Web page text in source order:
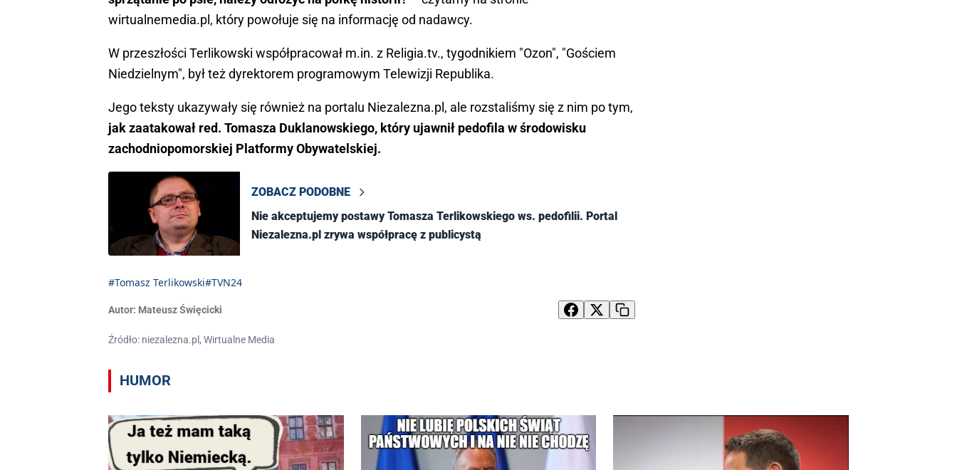
wirtualnemedia.pl, który powołuje się na informację od nadawcy.
W przeszłości Terlikowski współpracował m.in. z Religia.tv., tygodnikiem "Ozon", "Gościem
Niedzielnym", był też dyrektorem programowym Telewizji Republika.
Jego teksty ukazywały się również na portalu Niezalezna.pl, ale rozstaliśmy się z nim po tym,
jak zaatakował red. Tomasza Duklanowskiego, który ujawnił pedofila w środowisku
zachodniopomorskiej Platformy Obywatelskiej.
ZOBACZ PODOBNE
Nie akceptujemy postawy Tomasza Terlikowskiego ws. pedofilii. Portal
Niezalezna.pl zrywa współpracę z publicystą
#Tomasz Terlikowski#TVN24
Autor: Mateusz Święcicki
Źródło: niezalezna.pl, Wirtualne Media
HUMOR